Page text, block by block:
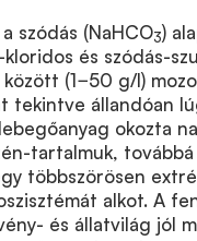
szódás (NaHCO3)
és szódás-
(1−50 g/l)
tekintve állandóan
okozta
tartalmuk,
többszörösen
alkot. A
és állatvilág jól